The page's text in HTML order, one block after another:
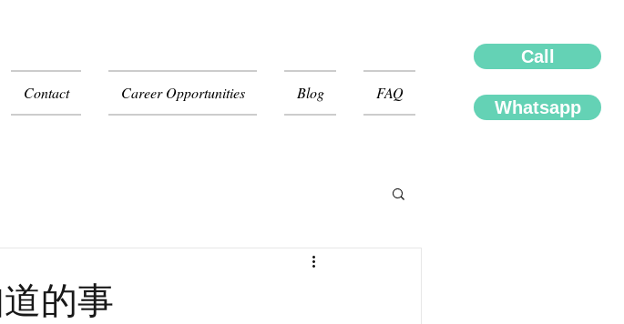
Contact Career Opportunities Blog FAQ
Call
Whatsapp
的事